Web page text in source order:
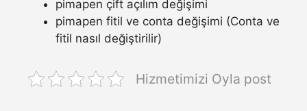
pimapen çift açılım değişimi
pimapen fitil ve conta değişimi (Conta ve
fitil nasıl değiştirilir)
Hizmetimizi Oyla post